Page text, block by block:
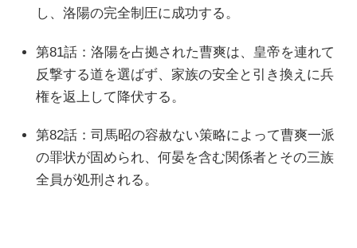
し、洛陽の完全制圧に成功する。
第81話：洛陽を占拠された曹爽は、皇帝を連れて
反撃する道を選ばず、家族の安全と引き換えに兵
権を返上して降伏する。
第82話：司馬昭の容赦ない策略によって曹爽一派
の罪状が固められ、何晏を含む関係者とその三族
全員が処刑される。